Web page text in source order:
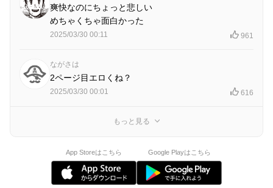
爽快なのにちょっと悲しい
めちゃくちゃ面白かった
2025/03/30 00:11 961
ながさは
2ページ目エロくね？
2025/03/30 00:01 616
もっと見る
App Storeはこちら Google Playはこちら